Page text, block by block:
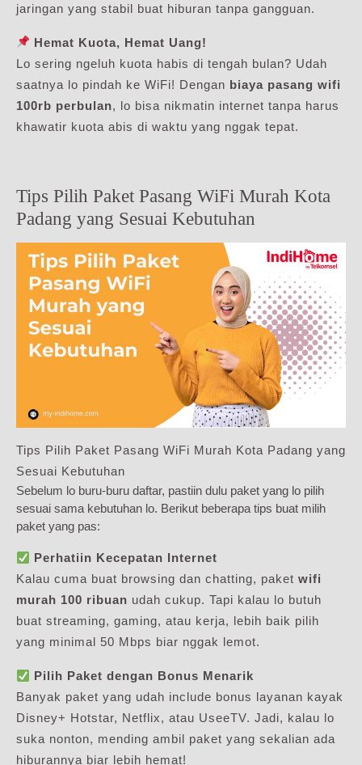
jaringan yang stabil buat hiburan tanpa gangguan.
Hemat Kuota, Hemat Uang!
Lo sering ngeluh kuota habis di tengah bulan? Udah
saatnya lo pindah ke WiFi! Dengan biaya pasang wifi
100rb perbulan, lo bisa nikmatin internet tanpa harus
khawatir kuota abis di waktu yang nggak tepat.
Tips Pilih Paket Pasang WiFi Murah Kota
Padang yang Sesuai Kebutuhan
Tips Pilih Paket Pasang WiFi Murah Kota Padang yang
Sesuai Kebutuhan
Sebelum lo buru-buru daftar, pastiin dulu paket yang lo pilih
sesuai sama kebutuhan lo. Berikut beberapa tips buat milih
paket yang pas:
Perhatiin Kecepatan Internet
Kalau cuma buat browsing dan chatting, paket wifi
murah 100 ribuan udah cukup. Tapi kalau lo butuh
buat streaming, gaming, atau kerja, lebih baik pilih
yang minimal 50 Mbps biar nggak lemot.
Pilih Paket dengan Bonus Menarik
Banyak paket yang udah include bonus layanan kayak
Disney+ Hotstar, Netflix, atau UseeTV. Jadi, kalau lo
suka nonton, mending ambil paket yang sekalian ada
hiburannya biar lebih hemat!